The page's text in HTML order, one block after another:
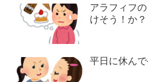
アラフィフ
けそう！か？
平日に休ん